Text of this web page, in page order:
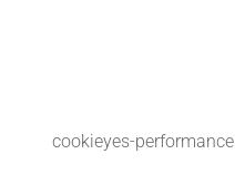
cookieyes-performance